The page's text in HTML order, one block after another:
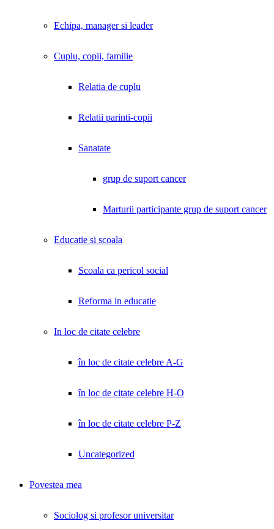
Echipa, manager si leader
Cuplu, copii, familie
Relatia de cuplu
Relatii parinti-copii
Sanatate
grup de suport cancer
Marturii participante grup de suport cancer
Educatie si scoala
Scoala ca pericol social
Reforma in educatie
In loc de citate celebre
în loc de citate celebre A-G
în loc de citate celebre H-O
în loc de citate celebre P-Z
Uncategorized
Povestea mea
Sociolog si profesor universitar